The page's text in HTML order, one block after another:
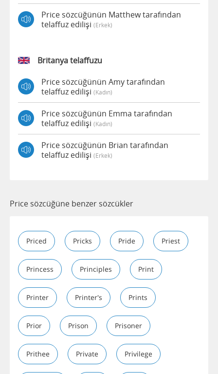
Price sözcüğünün Matthew tarafından
telaffuz edilişi (erkek)
Britanya telaffuzu
Price sözcüğünün Amy tarafından
telaffuz edilişi (kadın)
Price sözcüğünün Emma tarafından
telaffuz edilişi (kadın)
Price sözcüğünün Brian tarafından
telaffuz edilişi (erkek)
Price sözcüğüne benzer sözcükler
Priced Pricks Pride Priest
Princess Principles Print
Printer Printer's Prints
Prior Prison Prisoner
Prithee Private Privilege